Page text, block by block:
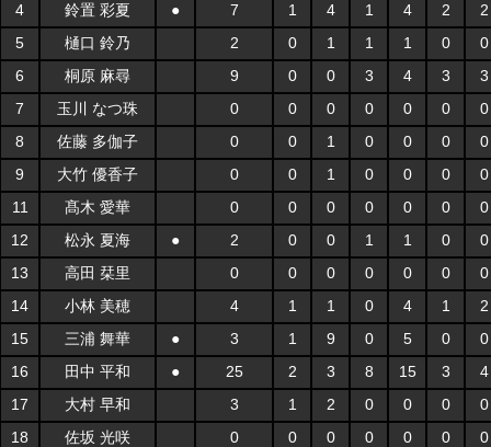
4 鈴置 彩夏 ● 7 1 4 1 4 2
2
5
樋口 鈴乃 2 0 1 1 1 0
0
6
桐原 麻尋 9 0 0 3 4 3
3
7
玉川 なつ珠 0 0 0 0 0 0
0
8
佐藤 多伽子 0 0 1 0 0 0
0
9
大竹 優香子 0 0 1 0 0 0
0
11
髙木 愛華 0 0 0 0 0 0
0
12
松永 夏海 ● 2 0 0 1 1 0
0
13
高田 栞里 0 0 0 0 0 0
0
14
小林 美穂 4 1 1 0 4 1
2
15
三浦 舞華 ● 3 1 9 0 5 0
0
16
田中 平和 ● 25 2 3 8 15 3
4
17
大村 早和 3 1 2 0 0 0
0
18
佐坂 光咲 0 0 0 0 0 0 0